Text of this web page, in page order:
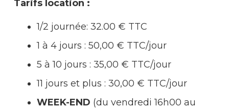
Tarifs location :
1/2 journée: 32.00 € TTC
1 à 4 jours : 50,00 € TTC/jour
5 à 10 jours : 35,00 € TTC/jour
11 jours et plus : 30,00 € TTC/jour
WEEK-END (du vendredi 16h00 au